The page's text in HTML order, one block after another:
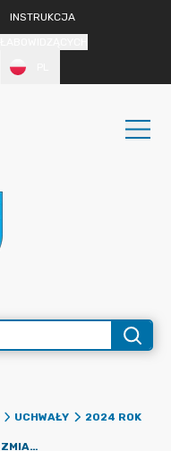
INSTRUKCJA
UCHWAŁY
2024 ROK
UCHWAŁA NR III/35/24 W SPRAWIE ZMIANY WIELOLETNIEJ PROGNOZY FINANSOWEJ GMINY MOGILNO NA LATA 2024-2039.